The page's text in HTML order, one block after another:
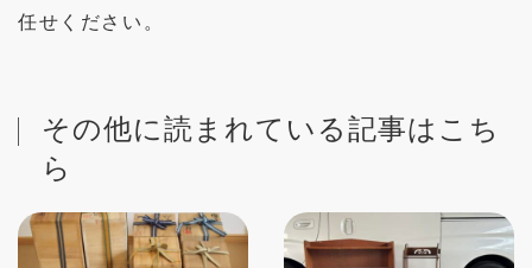
任せください。
その他に読まれている記事はこち
ら